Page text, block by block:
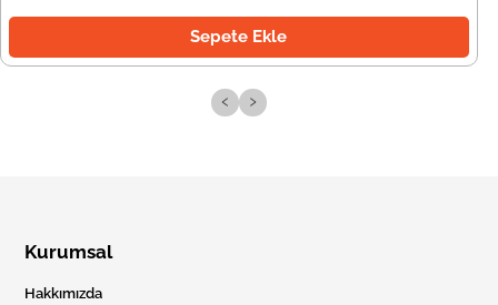
Sepete Ekle
‹ ›
Kurumsal
Hakkımızda